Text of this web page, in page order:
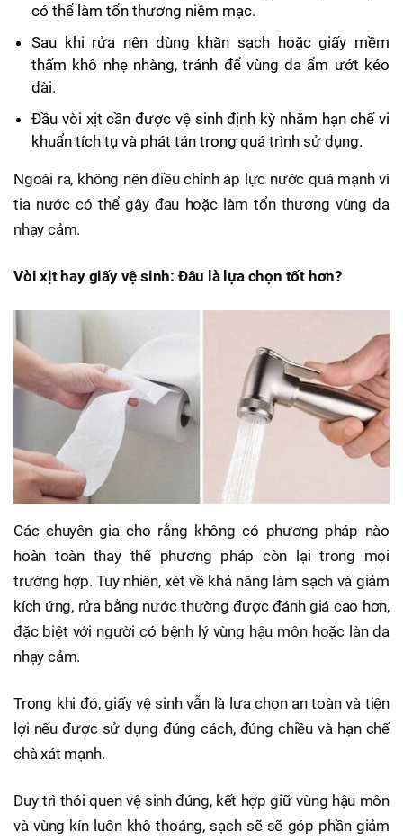
có thể làm tổn thương niêm mạc.
Sau khi rửa nên dùng khăn sạch hoặc giấy mềm
thấm khô nhẹ nhàng, tránh để vùng da ẩm ướt kéo
dài.
Đầu vòi xịt cần được vệ sinh định kỳ nhằm hạn chế vi
khuẩn tích tụ và phát tán trong quá trình sử dụng.
Ngoài ra, không nên điều chỉnh áp lực nước quá mạnh vì
tia nước có thể gây đau hoặc làm tổn thương vùng da
nhạy cảm.
Vòi xịt hay giấy vệ sinh: Đâu là lựa chọn tốt hơn?
Các chuyên gia cho rằng không có phương pháp nào
hoàn toàn thay thế phương pháp còn lại trong mọi
trường hợp. Tuy nhiên, xét về khả năng làm sạch và giảm
kích ứng, rửa bằng nước thường được đánh giá cao hơn,
đặc biệt với người có bệnh lý vùng hậu môn hoặc làn da
nhạy cảm.
Trong khi đó, giấy vệ sinh vẫn là lựa chọn an toàn và tiện
lợi nếu được sử dụng đúng cách, đúng chiều và hạn chế
chà xát mạnh.
Duy trì thói quen vệ sinh đúng, kết hợp giữ vùng hậu môn
và vùng kín luôn khô thoáng, sạch sẽ sẽ góp phần giảm